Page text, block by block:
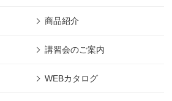
商品紹介
講習会のご案内
WEBカタログ